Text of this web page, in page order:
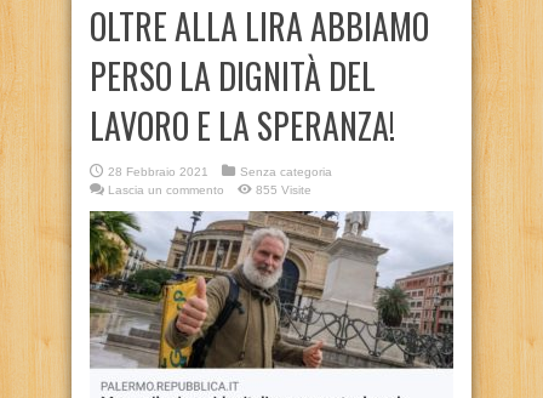
OLTRE ALLA LIRA ABBIAMO
PERSO LA DIGNITÀ DEL
LAVORO E LA SPERANZA!
28 Febbraio 2021
Senza categoria
Lascia un commento
855 Visite